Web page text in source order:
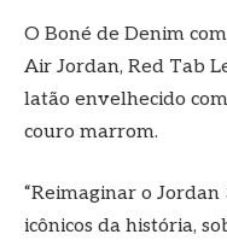
O Boné de Denim
Air Jordan, Red Tab
latão envelhecido
couro marrom.
“Reimaginar o Jordan
icônicos da história,